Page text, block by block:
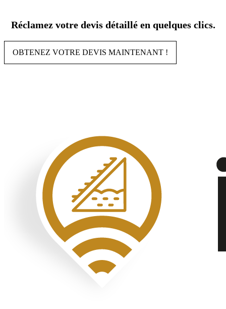
contenu
Réclamez votre devis détaillé en quelques clics.
OBTENEZ VOTRE DEVIS MAINTENANT !